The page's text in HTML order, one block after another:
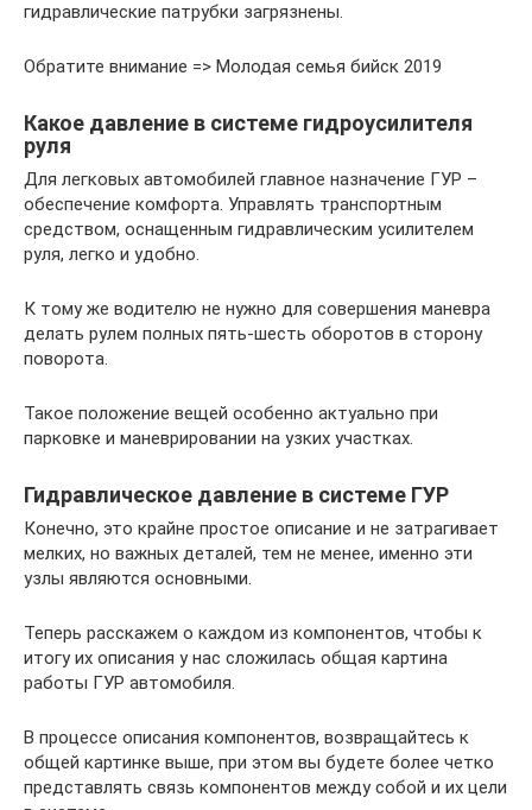
гидравлические патрубки загрязнены.
Обратите внимание => Молодая семья бийск 2019
Какое давление в системе гидроусилителя
руля
Для легковых автомобилей главное назначение ГУР –
обеспечение комфорта. Управлять транспортным
средством, оснащенным гидравлическим усилителем
руля, легко и удобно.
К тому же водителю не нужно для совершения маневра
делать рулем полных пять-шесть оборотов в сторону
поворота.
Такое положение вещей особенно актуально при
парковке и маневрировании на узких участках.
Гидравлическое давление в системе ГУР
Конечно, это крайне простое описание и не затрагивает
мелких, но важных деталей, тем не менее, именно эти
узлы являются основными.
Теперь расскажем о каждом из компонентов, чтобы к
итогу их описания у нас сложилась общая картина
работы ГУР автомобиля.
В процессе описания компонентов, возвращайтесь к
общей картинке выше, при этом вы будете более четко
представлять связь компонентов между собой и их цели